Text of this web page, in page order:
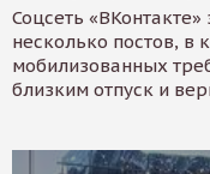
Соцсеть
несколько постов, в
мобилизованных
близким отпуск и